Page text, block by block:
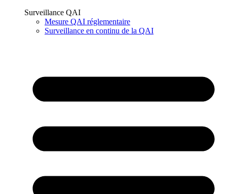
Surveillance QAI
Mesure QAI réglementaire
Surveillance en continu de la QAI